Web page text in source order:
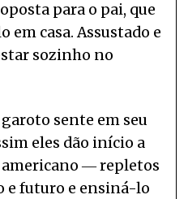
para o pai, que
casa. Assustado e
sozinho no
sente em seu
eles dão início a
americano ― repletos
e futuro e ensiná-lo